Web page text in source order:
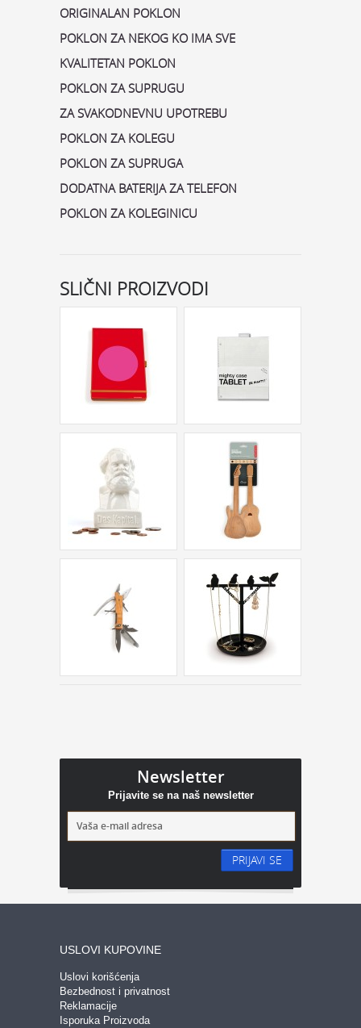
ORIGINALAN POKLON
POKLON ZA NEKOG KO IMA SVE
KVALITETAN POKLON
POKLON ZA SUPRUGU
ZA SVAKODNEVNU UPOTREBU
POKLON ZA KOLEGU
POKLON ZA SUPRUGA
DODATNA BATERIJA ZA TELEFON
POKLON ZA KOLEGINICU
SLIČNI PROIZVODI
Newsletter
Prijavite se na naš newsletter
PRIJAVI SE
USLOVI KUPOVINE
Uslovi korišćenja
Bezbednost i privatnost
Reklamacije
Isporuka Proizvoda